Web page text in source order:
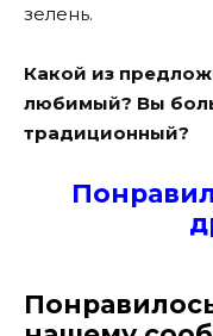
зелень.
Какой из
любимый? Вы
традиционный?